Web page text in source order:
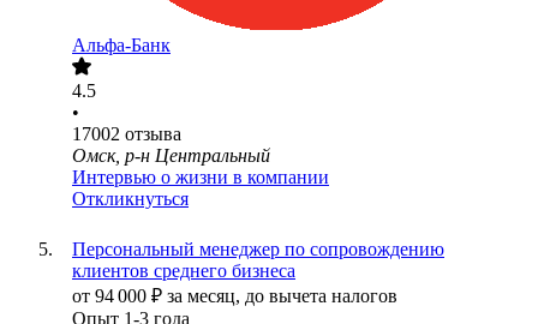
Альфа-Банк
4.5
•
17002 отзыва
Омск, р-н Центральный
Интервью о жизни в компании
Откликнуться
Персональный менеджер по сопровождению
клиентов среднего бизнеса
от 94 000 ₽ за месяц, до вычета налогов
Опыт 1-3 года